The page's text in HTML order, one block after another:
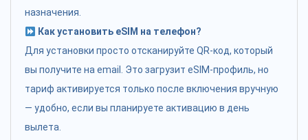
назначения.
Как установить eSIM на телефон?
Для установки просто отсканируйте QR-код, который
вы получите на email. Это загрузит eSIM-профиль, но
тариф активируется только после включения вручную
— удобно, если вы планируете активацию в день
вылета.